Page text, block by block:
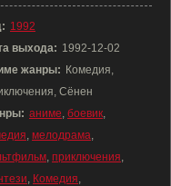
1992
выхода: 1992-12-02
жанры: Комедия,
Сёнен
аниме, боевик,
, мелодрама,
, приключения,
, Комедия,